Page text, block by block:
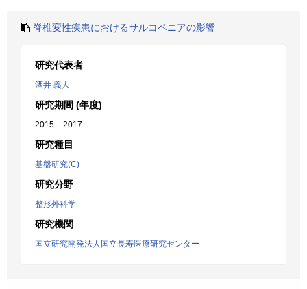
脊椎変性疾患におけるサルコペニアの影響
研究代表者
酒井 義人
研究期間 (年度)
2015 – 2017
研究種目
基盤研究(C)
研究分野
整形外科学
研究機関
国立研究開発法人国立長寿医療研究センター